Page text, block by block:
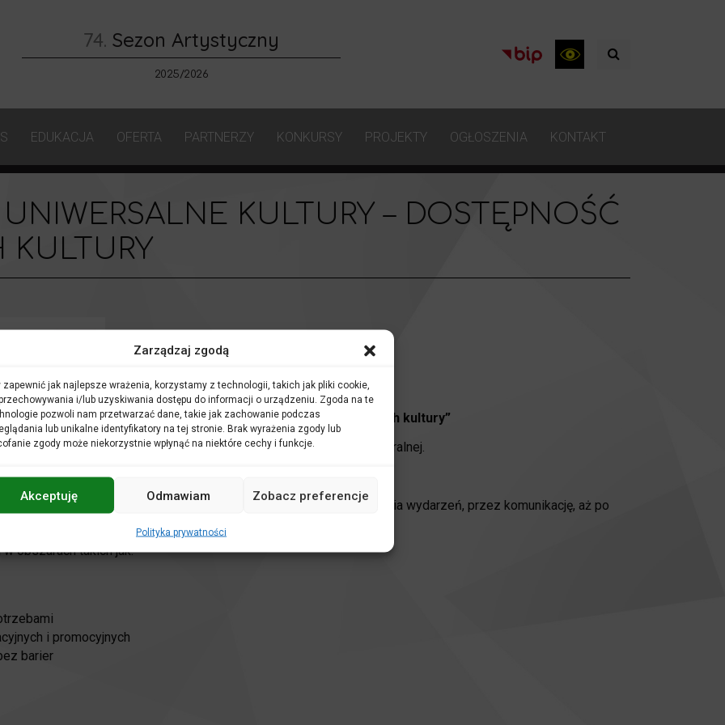
Zarządzaj zgodą
zapewnić jak najlepsze wrażenia, korzystamy z technologii, takich jak pliki cookie,
i/lub uzyskiwania dostępu do informacji o urządzeniu. Zgoda na te
pozwoli nam przetwarzać dane, takie jak zachowanie podczas
lub unikalne identyfikatory na tej stronie. Brak wyrażenia zgody lub
zgody może niekorzystnie wpłynąć na niektóre cechy i funkcje.
Akceptuję Odmawiam Zobacz preferencje
Polityka prywatności
74. Sezon Artystyczny
2025/2026
EDUKACJA OFERTA PARTNERZY KONKURSY PROJEKTY OGŁOSZENIA KONTAKT
KULTURY – DOSTĘPNOŚĆ
KULTURY
„Projektowanie uniwersalne kultury – dostępność w instytucjach kultury”
projektowania, budowania i realizacji dostępnej oferty kulturalnej.
uniwersalnego w codziennej pracy instytucji – od planowania wydarzeń, przez komunikację, aż po
obszarach takich jak:
i promocyjnych
barier